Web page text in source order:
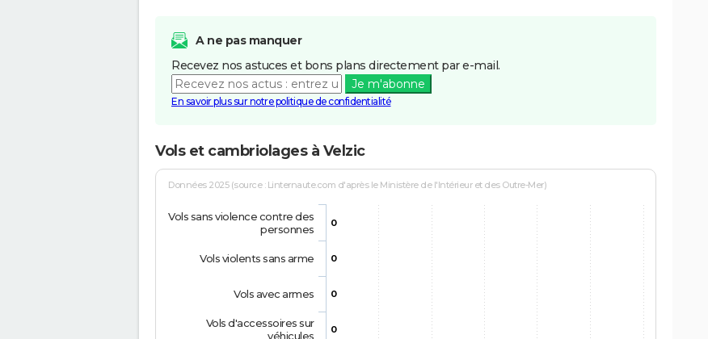
A ne pas manquer
Recevez nos astuces et bons plans directement par e-mail.
Je m'abonne
En savoir plus sur notre politique de confidentialité
Vols et cambriolages à Velzic
Données 2025 (source : Linternaute.com d'après le Ministère de l'Intérieur et des Outre-Mer)
0
0
0
0
Vols sans violence contre des
personnes
Vols violents sans arme
Vols avec armes
Vols d'accessoires sur
véhicules